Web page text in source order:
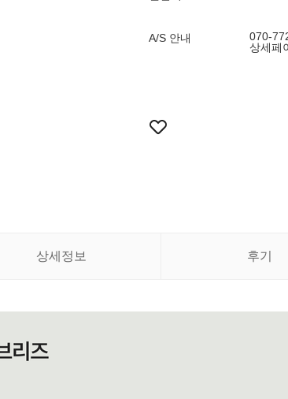
A/S 안내
070-
상세페
상세정보 후기